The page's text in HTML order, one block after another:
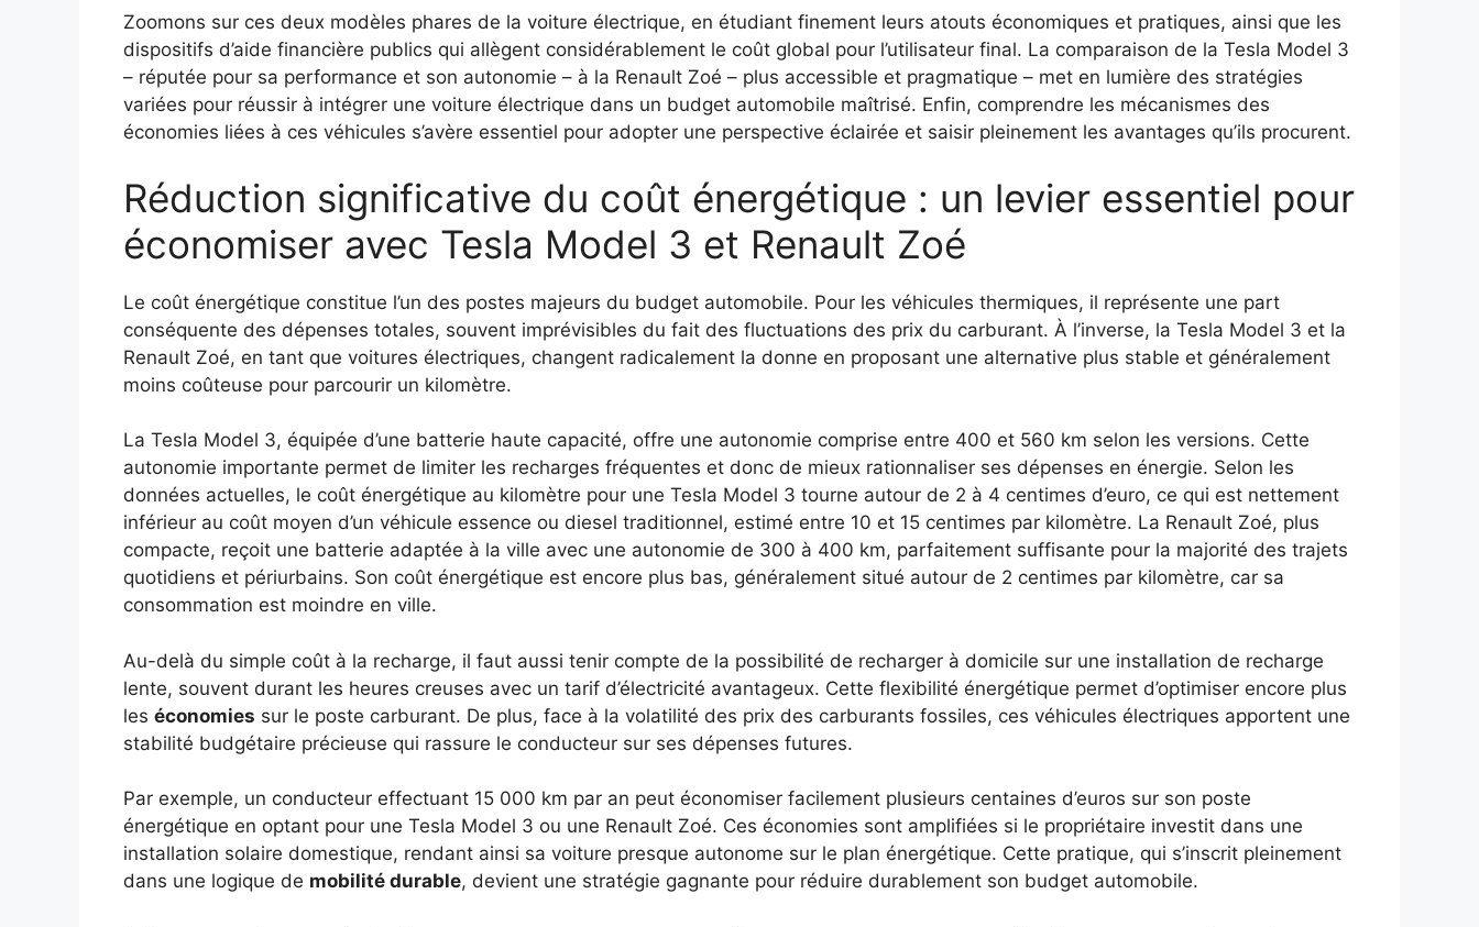
Zoomons sur ces deux modèles phares de la voiture électrique, en étudiant finement leurs atouts économiques et pratiques, ainsi que les
dispositifs d’aide financière publics qui allègent considérablement le coût global pour l’utilisateur final. La comparaison de la Tesla Model 3
– réputée pour sa performance et son autonomie – à la Renault Zoé – plus accessible et pragmatique – met en lumière des stratégies
variées pour réussir à intégrer une voiture électrique dans un budget automobile maîtrisé. Enfin, comprendre les mécanismes des
économies liées à ces véhicules s’avère essentiel pour adopter une perspective éclairée et saisir pleinement les avantages qu’ils procurent.
Réduction significative du coût énergétique : un levier essentiel pour
économiser avec Tesla Model 3 et Renault Zoé
Le coût énergétique constitue l’un des postes majeurs du budget automobile. Pour les véhicules thermiques, il représente une part
conséquente des dépenses totales, souvent imprévisibles du fait des fluctuations des prix du carburant. À l’inverse, la Tesla Model 3 et la
Renault Zoé, en tant que voitures électriques, changent radicalement la donne en proposant une alternative plus stable et généralement
moins coûteuse pour parcourir un kilomètre.
La Tesla Model 3, équipée d’une batterie haute capacité, offre une autonomie comprise entre 400 et 560 km selon les versions. Cette
autonomie importante permet de limiter les recharges fréquentes et donc de mieux rationnaliser ses dépenses en énergie. Selon les
données actuelles, le coût énergétique au kilomètre pour une Tesla Model 3 tourne autour de 2 à 4 centimes d’euro, ce qui est nettement
inférieur au coût moyen d’un véhicule essence ou diesel traditionnel, estimé entre 10 et 15 centimes par kilomètre. La Renault Zoé, plus
compacte, reçoit une batterie adaptée à la ville avec une autonomie de 300 à 400 km, parfaitement suffisante pour la majorité des trajets
quotidiens et périurbains. Son coût énergétique est encore plus bas, généralement situé autour de 2 centimes par kilomètre, car sa
consommation est moindre en ville.
Au-delà du simple coût à la recharge, il faut aussi tenir compte de la possibilité de recharger à domicile sur une installation de recharge
lente, souvent durant les heures creuses avec un tarif d’électricité avantageux. Cette flexibilité énergétique permet d’optimiser encore plus
les économies sur le poste carburant. De plus, face à la volatilité des prix des carburants fossiles, ces véhicules électriques apportent une
stabilité budgétaire précieuse qui rassure le conducteur sur ses dépenses futures.
Par exemple, un conducteur effectuant 15 000 km par an peut économiser facilement plusieurs centaines d’euros sur son poste
énergétique en optant pour une Tesla Model 3 ou une Renault Zoé. Ces économies sont amplifiées si le propriétaire investit dans une
installation solaire domestique, rendant ainsi sa voiture presque autonome sur le plan énergétique. Cette pratique, qui s’inscrit pleinement
dans une logique de mobilité durable, devient une stratégie gagnante pour réduire durablement son budget automobile.